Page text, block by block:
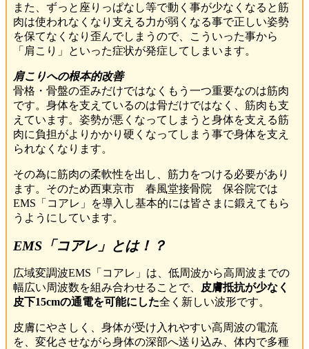
また、ずっと座りっぱなし等で動く事が少なくなると筋
肉は使われなくなり支える力が弱くなる事で正しい姿勢
を保てなくなり歪んでしまうので、こういった事から
「肩こり」といった症状が発症してしまいます。
肩こりへの根本的改善
骨格・骨盤の歪みだけではなくもう一つ重要なのは筋肉
です。身体を支えているのは骨だけではなく、筋肉も支
えています。姿勢が悪くなってしまうと身体を支える筋
肉に負担がよりかかり硬くなってしまう事で身体を支え
られなくなります。
その為に筋肉の柔軟性を出し、筋力をつける必要があり
ます。そのため西東京市 春風堂接骨院 保谷院では
EMS「コアレ」を導入し基本的には皆さまに鍛えてもら
うようにしています。
EMS「コアレ」とは！？
広域変調波EMS「コアレ」は、低周波から高周波までの
幅広い周波数を組み合わせることで、
皮膚抵抗が少なく
皮下15cmの通電を可能にした全く新しい波形です。
皮膚にやさしく、身体が受け入れやすい高周波の電流
を、変化させながら身体の深部へ送り込み、体内で多種